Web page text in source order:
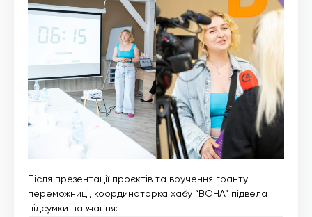
Після презентації проєктів та вручення гранту
переможниці, координаторка хабу “ВОНА” підвела
підсумки навчання: